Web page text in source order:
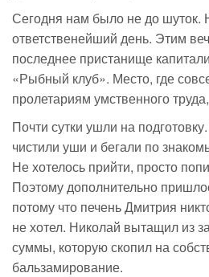
Сегодня нам было не до шуток.
ответственейший день. Этим
последнее пристанище
«Рыбный клуб». Место, где
пролетариям умственного
Почти сутки ушли на
чистили уши и бегали по
Не хотелось прийти, просто
Поэтому дополнительно
потому что печень Дмитрия
не хотел. Николай вытащил из
суммы, которую скопил на
бальзамирование.